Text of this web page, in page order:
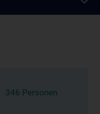
346 Personen